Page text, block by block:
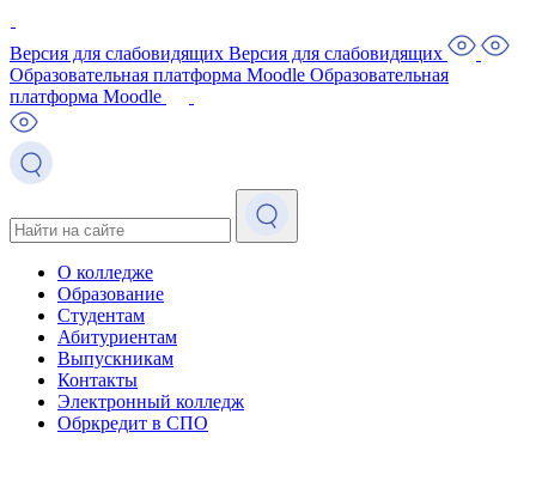
Версия для слабовидящих Версия для слабовидящих
Образовательная платформа Moodle Образовательная
платформа Moodle
О колледже
Образование
Студентам
Абитуриентам
Выпускникам
Контакты
Электронный колледж
Обркредит в СПО